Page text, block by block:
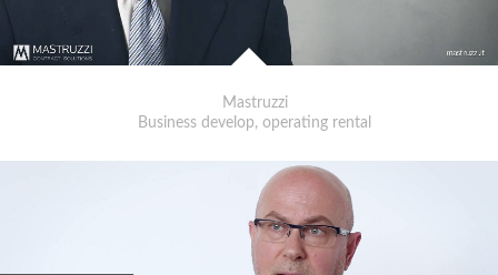
Mastruzzi
Business develop, operating rental